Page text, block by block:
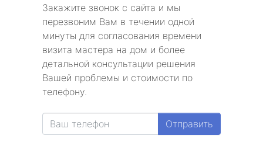
Закажите звонок с сайта и мы
перезвоним Вам в течении одной
минуты для согласования времени
визита мастера на дом и более
детальной консультации решения
Вашей проблемы и стоимости по
телефону.
Отправить